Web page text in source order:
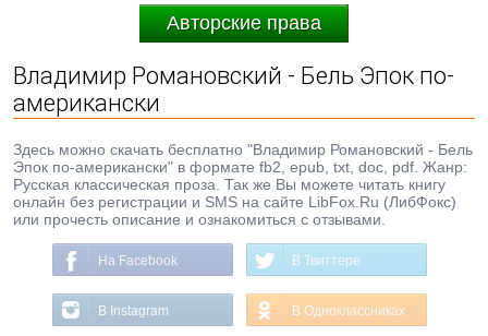
Авторские права
Владимир Романовский - Бель Эпок по-
американски
Здесь можно скачать бесплатно "Владимир Романовский - Бель
Эпок по-американски" в формате fb2, epub, txt, doc, pdf. Жанр:
Русская классическая проза. Так же Вы можете читать книгу
онлайн без регистрации и SMS на сайте LibFox.Ru (ЛибФокс)
или прочесть описание и ознакомиться с отзывами.
На Facebook В Твиттере
В Instagram В Одноклассниках